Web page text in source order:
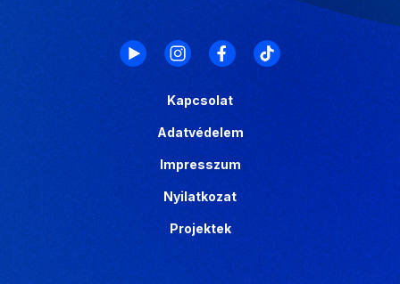
Kapcsolat
Adatvédelem
Impresszum
Nyilatkozat
Projektek